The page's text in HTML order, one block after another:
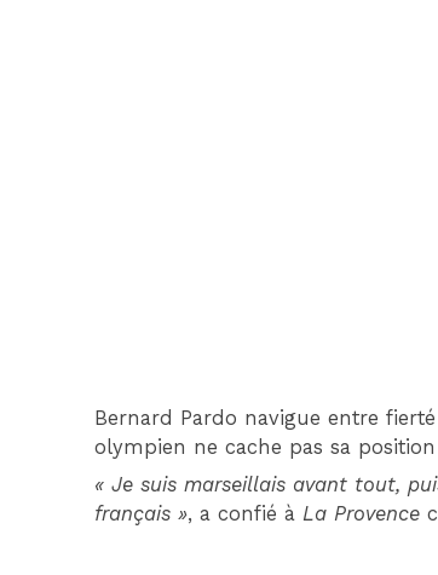
Bernard Pardo navigue entre
olympien ne cache pas sa
« Je suis marseillais avant tout,
français », a confié à La Provence